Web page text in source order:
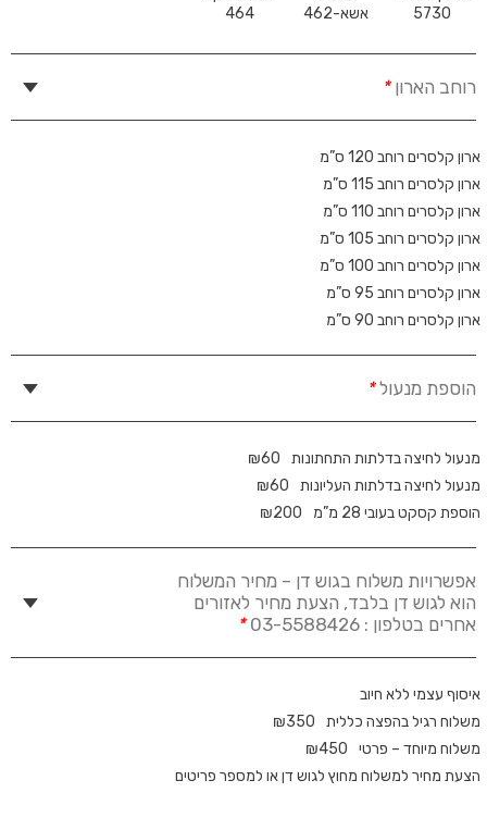
5730
אשא-462
464
רוחב הארון*
ארון קלסרים רוחב 120 ס”מ
ארון קלסרים רוחב 115 ס”מ
ארון קלסרים רוחב 110 ס”מ
ארון קלסרים רוחב 105 ס”מ
ארון קלסרים רוחב 100 ס”מ
ארון קלסרים רוחב 95 ס”מ
ארון קלסרים רוחב 90 ס”מ
הוספת מנעול*
מנעול לחיצה בדלתות התחתונות ₪60
מנעול לחיצה בדלתות העליונות
₪60
הוספת קסקט בעובי 28 מ”מ
₪200
אפשרויות משלוח בגוש דן – מחיר המשלוח
הוא לגוש דן בלבד, הצעת מחיר לאזורים
אחרים בטלפון : 03-5588426
*
איסוף עצמי ללא חיוב
משלוח רגיל בהפצה כללית
₪350
משלוח מיוחד – פרטי
₪450
הצעת מחיר למשלוח מחוץ לגוש דן או למספר פריטים